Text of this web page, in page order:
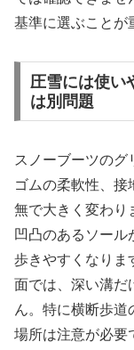
基準に選ぶことが
圧雪には使い
は別問題
スノーブーツのグ
ゴムの柔軟性、接
無で大きく変わり
凹凸のあるソール
歩きやすくなりま
面では、深い溝だ
ん。特に横断歩道
場所は注意が必要